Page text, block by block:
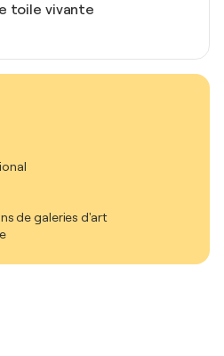
toile vivante
de galeries d'art